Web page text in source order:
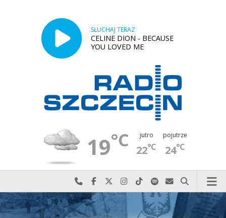
SŁUCHAJ TERAZ
CELINE DION - BECAUSE
YOU LOVED ME
19°C jutro
22°C
pojutrze
24°C
Najlepiej po prostu do nas zadzwoń
Odwiedź nas na Facebook-u
Odwiedź nas na X
Odwiedź nas na Instagram-ie
Odwiedź nas na TikTok-u
Szukaj nas na Spotify
Wyślij do nas
Szukaj